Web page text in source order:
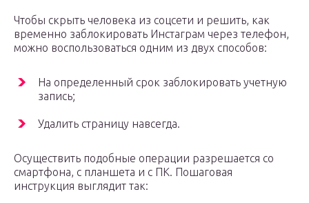
Чтобы скрыть человека из соцсети и решить, как
временно заблокировать Инстаграм через телефон,
можно воспользоваться одним из двух способов:
На определенный срок заблокировать учетную
запись;
Удалить страницу навсегда.
Осуществить подобные операции разрешается со
смартфона, с планшета и с ПК. Пошаговая
инструкция выглядит так: